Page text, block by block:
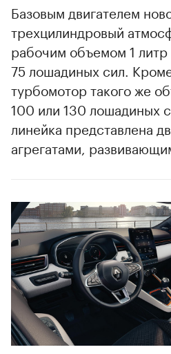
Базовым двигателем
трехцилиндровый
рабочим объемом 1
75 лошадиных сил.
турбомотор такого же
100 или 130 лошадиных
линейка представлена
агрегатами,